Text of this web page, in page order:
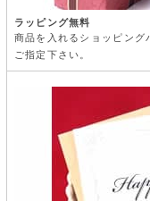
ラッピング無料
商品を入れるショッピング
ご指定下さい。